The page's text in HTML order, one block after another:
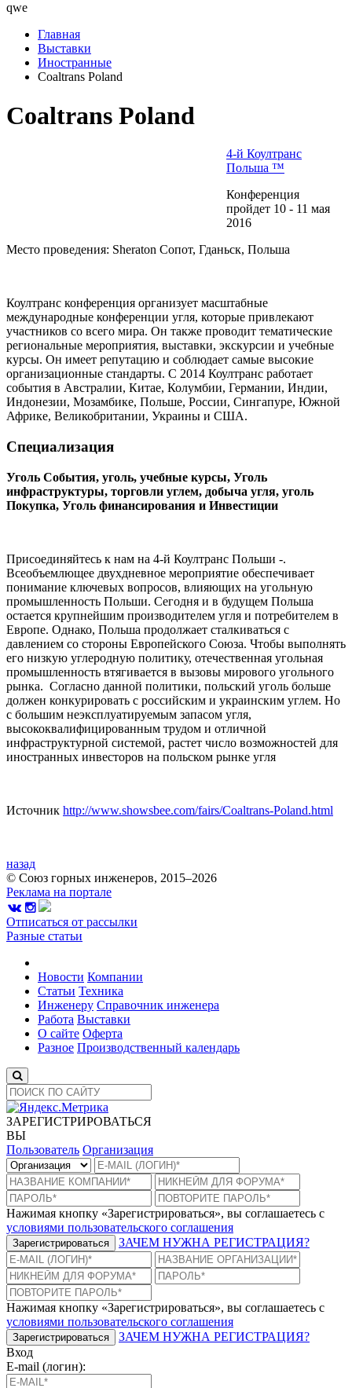
qwe
Главная
Выставки
Иностранные
Coaltrans Poland
Coaltrans Poland
4-й Коултранс
Польша ™
Конференция
пройдет 10 - 11 мая
2016
Место проведения: Sheraton Сопот, Гданьск, Польша
Коултранс конференция организует масштабные
международные конференции угля, которые привлекают
участников со всего мира. Он также проводит тематические
региональные мероприятия, выставки, экскурсии и учебные
курсы. Он имеет репутацию и соблюдает самые высокие
организационные стандарты. С 2014 Коултранс работает
события в Австралии, Китае, Колумбии, Германии, Индии,
Индонезии, Мозамбике, Польше, России, Сингапуре, Южной
Африке, Великобритании, Украины и США.
Специализация
Уголь События, уголь, учебные курсы, Уголь
инфраструктуры, торговли углем, добыча угля, уголь
Покупка, Уголь финансирования и Инвестиции
Присоединяйтесь к нам на 4-й Коултранс Польши -.
Всеобъемлющее двухдневное мероприятие обеспечивает
понимание ключевых вопросов, влияющих на угольную
промышленность Польши. Сегодня и в будущем Польша
остается крупнейшим производителем угля и потребителем в
Европе. Однако, Польша продолжает сталкиваться с
давлением со стороны Европейского Союза. Чтобы выполнять
его низкую углеродную политику, отечественная угольная
промышленность втягивается в вызовы мирового угольного
рынка. Согласно данной политики, польский уголь больше
должен конкурировать с российским и украинским углем. Но
с большим неэксплуатируемым запасом угля,
высококвалифицированным трудом и отличной
инфраструктурной системой, растет число возможностей для
иностранных инвесторов на польском рынке угля
Источник http://www.showsbee.com/fairs/Coaltrans-Poland.html
назад
© Союз горных инженеров, 2015–2026
Реклама на портале
Отписаться от рассылки
Разные статьи
Новости Компании
Статьи Техника
Инженеру Справочник инженера
Работа Выставки
О сайте Оферта
Разное Производственный календарь
ЗАРЕГИСТРИРОВАТЬСЯ
ВЫ
Пользователь Организация
Нажимая кнопку «Зарегистрироваться», вы соглашаетесь с
условиями пользовательского соглашения
Зарегистрироваться ЗАЧЕМ НУЖНА РЕГИСТРАЦИЯ?
Нажимая кнопку «Зарегистрироваться», вы соглашаетесь с
условиями пользовательского соглашения
Зарегистрироваться
ЗАЧЕМ НУЖНА РЕГИСТРАЦИЯ?
Вход
E-mail (логин):